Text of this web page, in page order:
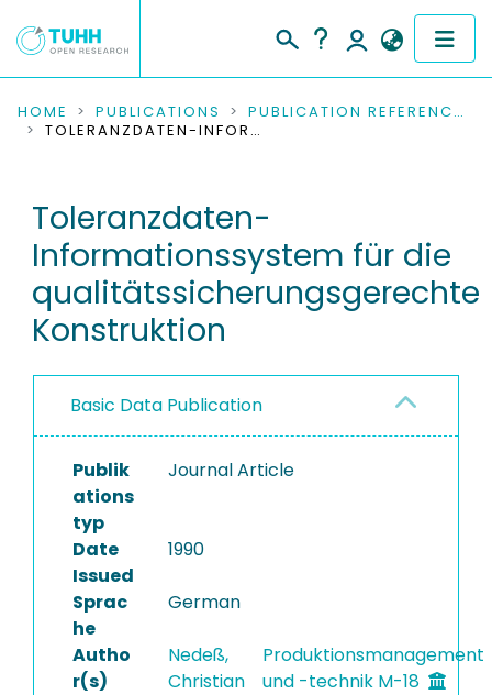
COMMUNITIES & COLLECTIONS
RESEARCH DATA
PEOPLE
INSTITUTIONS
PROJECTS
HOME PUBLICATIONS
PUBLICATION REFERENCES
TOLERANZDATEN-INFORMATIONSSYSTEM FÜR DIE QUALITÄTSSICHERUNGSGERECHTE KONSTRUKTION
Toleranzdaten-
Informationssystem für die
qualitätssicherungsgerechte
Konstruktion
Basic Data Publication
Publik
ations
typ
Journal Article
Date
Issued
1990
Sprac
he
German
Autho
r(s)
Nedeß,
Christian
Produktionsmanagement
und -technik M-18